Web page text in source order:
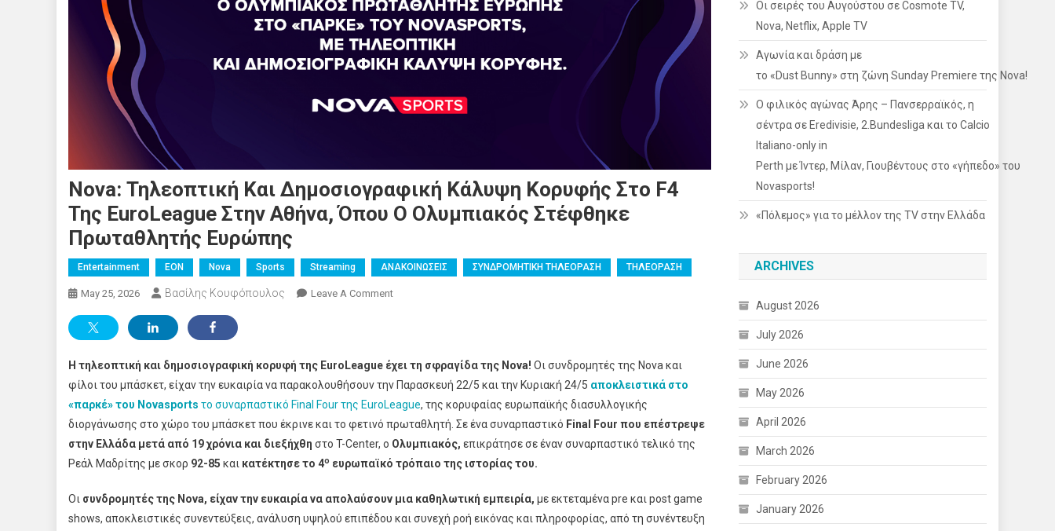
Nova: Τηλεοπτική Και Δημοσιογραφική Κάλυψη Κορυφής Στο F4
Της EuroLeague Στην Αθήνα, Όπου Ο Ολυμπιακός Στέφθηκε
Πρωταθλητής Ευρώπης
Entertainment EON Nova Sports Streaming ΑΝΑΚΟΙΝΩΣΕΙΣ ΣΥΝΔΡΟΜΗΤΙΚΗ ΤΗΛΕΟΡΑΣΗ ΤΗΛΕΟΡΑΣΗ
May 25, 2026 Βασίλης Κουφόπουλος Leave A CommentOn
Δημοσιογραφική
Κάλυψη
Κορυφής
Στο
F4
EuroLeague
Η τηλεοπτική και δημοσιογραφική κορυφή της EuroLeague έχει τη σφραγίδα της Nova! Οι συνδρομητές της Nova και
φίλοι του μπάσκετ, είχαν την ευκαιρία να παρακολουθήσουν την Παρασκευή 22/5 και την Κυριακή 24/5 αποκλειστικά στο
«παρκέ» του Novasports το συναρπαστικό Final Four της EuroLeague, της κορυφαίας ευρωπαϊκής διασυλλογικής
διοργάνωσης στο χώρο του μπάσκετ που έκρινε και το φετινό πρωταθλητή. Σε ένα συναρπαστικό Final Four που επέστρεψε
στην Ελλάδα μετά από 19 χρόνια και διεξήχθη στο T-Center, ο Ολυμπιακός, επικράτησε σε έναν συναρπαστικό τελικό της
Ρεάλ Μαδρίτης με σκορ 92-85 και κατέκτησε το 4ο ευρωπαϊκό τρόπαιο της ιστορίας του.
Οι συνδρομητές της Nova, είχαν την ευκαιρία να απολαύσουν μια καθηλωτική εμπειρία, με εκτεταμένα pre και post game
shows, αποκλειστικές συνεντεύξεις, ανάλυση υψηλού επιπέδου και συνεχή ροή εικόνας και πληροφορίας, από τη συνέντευξη
Οι σειρές του Αυγούστου σε Cosmote TV,
Nova, Netflix, Apple TV
Αγωνία και δράση με
το «Dust Bunny» στη ζώνη Sunday Premiere της Nova!
Ο φιλικός αγώνας Άρης – Πανσερραϊκός, η
σέντρα σε Eredivisie, 2.Bundesliga και το Calcio
Italiano-only in
Perth με Ίντερ, Μίλαν, Γιουβέντους στο «γήπεδο» του
Novasports!
«Πόλεμος» για το μέλλον της TV στην Ελλάδα
ARCHIVES
August 2026
July 2026
June 2026
May 2026
April 2026
March 2026
February 2026
January 2026